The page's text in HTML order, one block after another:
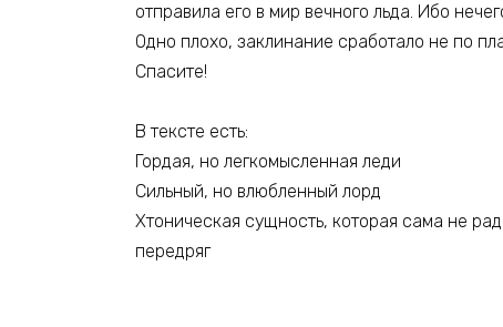
отправила его в мир вечного льда. Ибо
Одно плохо, заклинание сработало не по
Спасите!
В тексте есть:
Гордая, но легкомысленная леди
Сильный, но влюбленный лорд
Хтоническая сущность, которая сама не
передряг